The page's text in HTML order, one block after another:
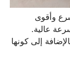
وأقوى
عالية.
إلى كونها